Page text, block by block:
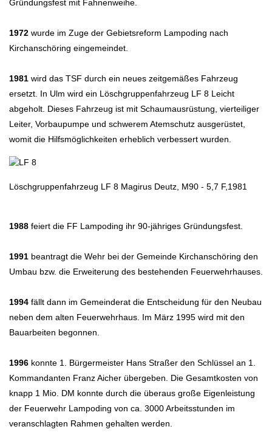
Gründungsfest mit Fahnenweihe.
1972 wurde im Zuge der Gebietsreform Lampoding nach
Kirchanschöring eingemeindet.
1981 wird das TSF durch ein neues zeitgemäßes Fahrzeug
ersetzt. In Ulm wird ein Löschgruppenfahrzeug LF 8 Leicht
abgeholt. Dieses Fahrzeug ist mit Schaumausrüstung, vierteiliger
Leiter, Vorbaupumpe und schwerem Atemschutz ausgerüstet,
womit die Hilfsmöglichkeiten erheblich verbessert wurden.
Löschgruppenfahrzeug LF 8 Magirus Deutz, M90 - 5,7 F,1981
1988 feiert die FF Lampoding ihr 90-jähriges Gründungsfest.
1991 beantragt die Wehr bei der Gemeinde Kirchanschöring den
Umbau bzw. die Erweiterung des bestehenden Feuerwehrhauses.
1994 fällt dann im Gemeinderat die Entscheidung für den Neubau
neben dem alten Feuerwehrhaus. Im März 1995 wird mit den
Bauarbeiten begonnen.
1996 konnte 1. Bürgermeister Hans Straßer den Schlüssel an 1.
Kommandanten Franz Aicher übergeben. Die Gesamtkosten von
knapp 1 Mio. DM konnte durch die überaus große Eigenleistung
der Feuerwehr Lampoding von ca. 3000 Arbeitsstunden im
veranschlagten Rahmen gehalten werden.